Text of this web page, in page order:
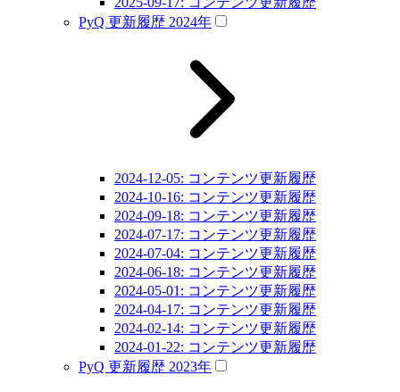
PyQ 更新履歴 2024年
2024-12-05: コンテンツ更新履歴
2024-10-16: コンテンツ更新履歴
2024-09-18: コンテンツ更新履歴
2024-07-17: コンテンツ更新履歴
2024-07-04: コンテンツ更新履歴
2024-06-18: コンテンツ更新履歴
2024-05-01: コンテンツ更新履歴
2024-04-17: コンテンツ更新履歴
2024-02-14: コンテンツ更新履歴
2024-01-22: コンテンツ更新履歴
PyQ 更新履歴 2023年